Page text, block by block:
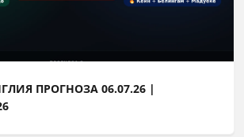
ПРОГНОЗА 06.07.26 |